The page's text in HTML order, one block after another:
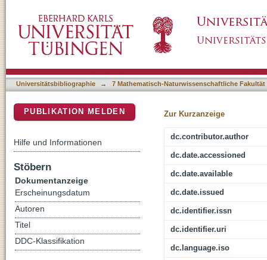
Phänomens
Universitätsbibliographie → 7 Mathematisch-Naturwissenschaftliche Fakultät
Zur Kurzanzeige
dc.contributor.author
dc.date.accessioned
dc.date.available
dc.date.issued
dc.identifier.issn
dc.identifier.uri
dc.language.iso
PUBLIKATION MELDEN
Hilfe und Informationen
Stöbern
Dokumentanzeige
Erscheinungsdatum
Autoren
Titel
DDC-Klassifikation